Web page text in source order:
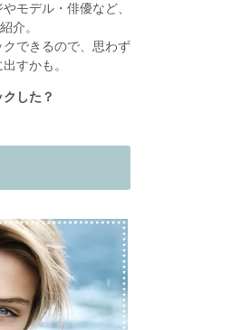
モデル・俳優など、
介。
できるので、思わず
すかも。
した？